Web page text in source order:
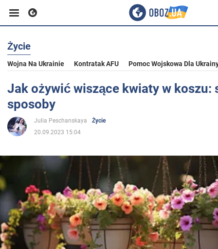
Biznes
Sport
Rozrywka
Społeczeństwo
Wojna na Ukrainie
Życie
Wojna Na Ukrainie Kontratak AFU Pomoc Wojskowa Dla
Jak ożywić wiszące kwiaty w koszu:
sposoby
Julia Peschanskaya
Życie
20.09.2023 15:04